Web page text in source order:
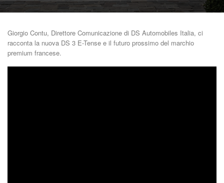
Giorgio Contu, Direttore Comunicazione di DS Automobiles Italia, ci
racconta la nuova DS 3 E-Tense e il futuro prossimo del marchio
premium francese.